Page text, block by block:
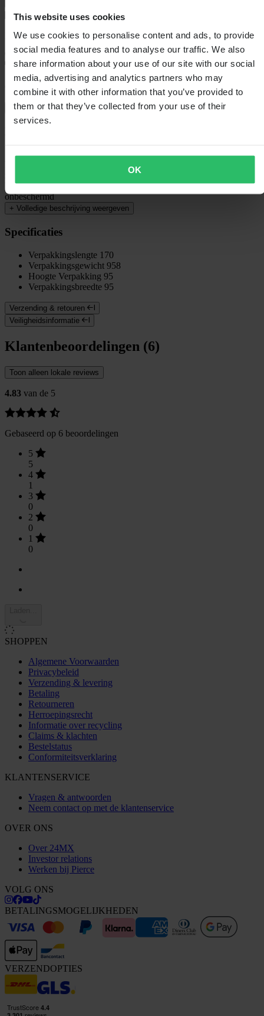
This website uses cookies
We use cookies to personalise content and ads, to provide
social media features and to analyse our traffic. We also
share information about your use of our site with our social
media, advertising and analytics partners who may
combine it with other information that you’ve provided to
them or that they’ve collected from your use of their
services.
OK
Bezorging: 5–9 werkdagen
60 dagen retourrecht
Bekijk retourvoorwaarden
Synthetische luchtfilterolie voor je rubberen schuimfilter. Hecht
krachtig aan het filter, wat zorgt voor een optimale luchtstroom en
zuivering. Veel filteroliën hebben de neiging om aan één kant van
het filter naar beneden te lopen, waardoor een deel van het filter
onbeschermd
+ Volledige beschrijving weergeven
Specificaties
Verpakkingslengte 170
Verpakkingsgewicht 958
Hoogte Verpakking 95
Verpakkingsbreedte 95
Verzending & retouren
Veiligheidsinformatie
Klantenbeoordelingen (6)
Toon alleen lokale reviews
4.83 van de 5
Gebaseerd op 6 beoordelingen
5
5
4
1
3
0
2
0
1
0
SHOPPEN
Algemene Voorwaarden
Privacybeleid
Verzending & levering
Betaling
Retourneren
Herroepingsrecht
Informatie over recycling
Claims & klachten
Bestelstatus
Conformiteitsverklaring
KLANTENSERVICE
Vragen & antwoorden
Neem contact op met de klantenservice
OVER ONS
Over 24MX
Investor relations
Werken bij Pierce
VOLG ONS
BETALINGSMOGELIJKHEDEN
VERZENDOPTIES